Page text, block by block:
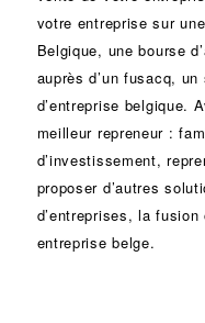
votre entreprise sur
Belgique, unebourse
auprès d’un fusacq, un
d’entreprise belgique.
meilleur repreneur :
d’investissement,
proposer d’autres
d’entreprises, lafusion
entreprise belge.